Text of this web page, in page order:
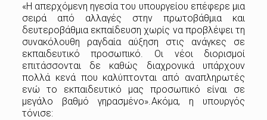
«Η απερχόμενη ηγεσία του υπουργείου επέφερε μια
σειρά από αλλαγές στην πρωτοβάθμια και
δευτεροβάθμια εκπαίδευση χωρίς να προβλέψει τη
συνακόλουθη ραγδαία αύξηση στις ανάγκες σε
εκπαιδευτικό προσωπικό. Οι νέοι διορισμοί
επιτάσσονται δε καθώς διαχρονικά υπάρχουν
πολλά κενά που καλύπτονται από αναπληρωτές
ενώ το εκπαιδευτικό μας προσωπικό είναι σε
μεγάλο βαθμό γηρασμένο».Ακόμα, η υπουργός
τόνισε: